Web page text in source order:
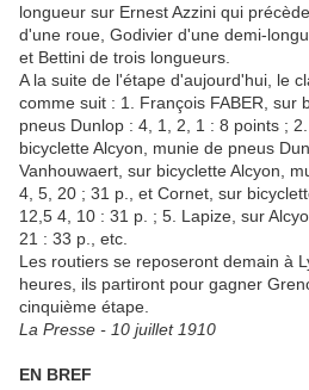
longueur sur Ernest Azzini qui
d'une roue, Godivier d'une demi-
et Bettini de trois longueurs.
A la suite de l'étape d'aujourd'hui, le
comme suit : 1. François FABER, sur
pneus Dunlop : 4, 1, 2, 1 : 8 points ;
bicyclette Alcyon, munie de pneus
Vanhouwaert, sur bicyclette Alcyon,
4, 5, 20 ; 31 p., et Cornet, sur
12,5 4, 10 : 31 p. ; 5. Lapize, sur
21 : 33 p., etc.
Les routiers se reposeront demain à
heures, ils partiront pour gagner
cinquième étape.
La Presse - 10 juillet 1910
EN BREF